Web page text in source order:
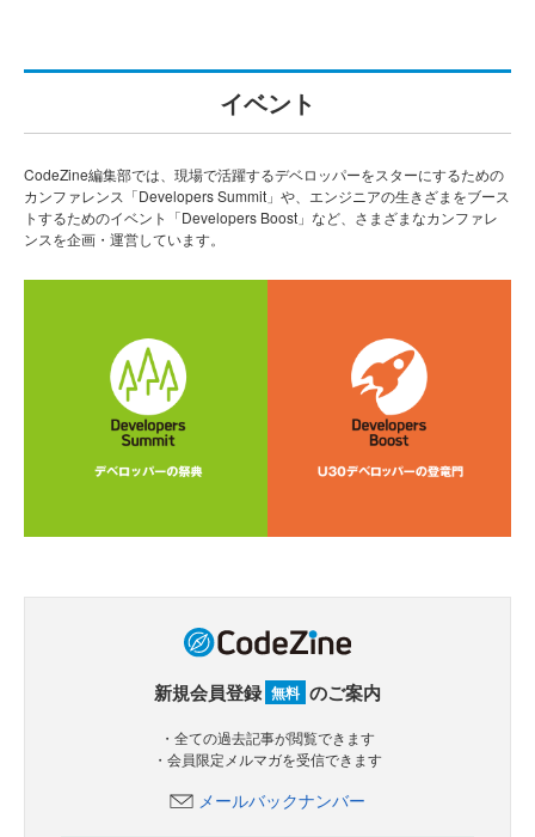
イベント
CodeZine編集部では、現場で活躍するデベロッパーをスターにするための
カンファレンス「Developers Summit」や、エンジニアの生きざまをブース
トするためのイベント「Developers Boost」など、さまざまなカンファレ
ンスを企画・運営しています。
新規会員登録 無料 のご案内
・全ての過去記事が閲覧できます
・会員限定メルマガを受信できます
メールバックナンバー